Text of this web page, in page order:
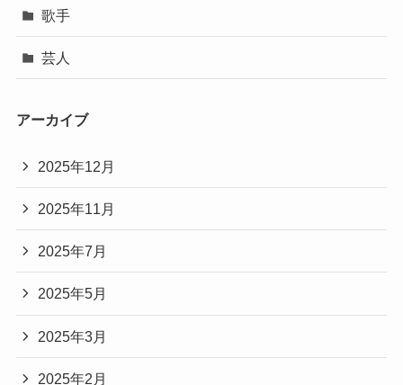
歌手
芸人
アーカイブ
2025年12月
2025年11月
2025年7月
2025年5月
2025年3月
2025年2月